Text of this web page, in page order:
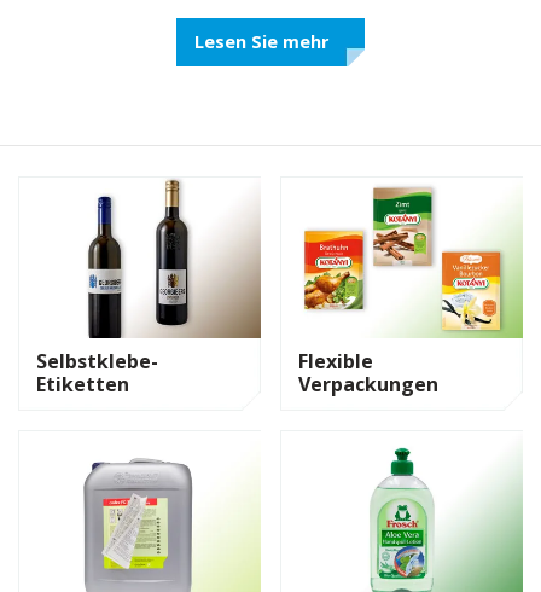
Lesen Sie mehr
Selbstklebe-
Etiketten
Flexible
Verpackungen